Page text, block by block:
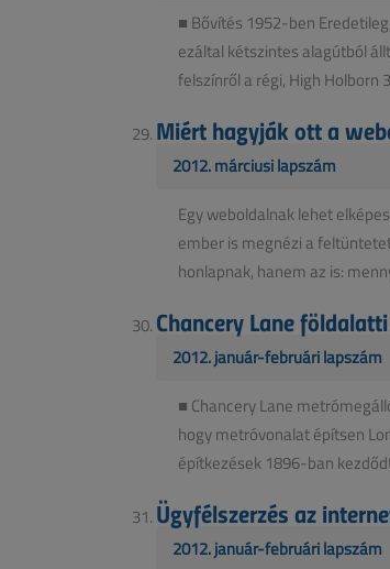
■ Bővítés 1952-ben
ezáltal kétszintes alagútból
felszínről a régi, High Holborn
Miért hagyják ott a
2012. márciusi lapszám
Egy weboldalnak lehet
ember is megnézi a
honlapnak, hanem az is:
Chancery Lane
2012. január-februári lapszám
■ Chancery Lane
hogy metróvonalat építsen
építkezések 1896-ban
Ügyfélszerzés az
2012. január-februári lapszám